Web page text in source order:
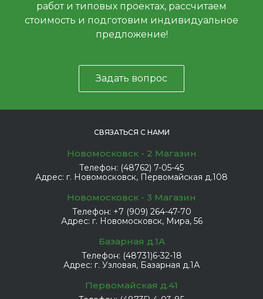
работ и типовых проектах, рассчитаем
стоимость и подготовим индивидуальное
предложение!
Задать вопрос
СВЯЗАТЬСЯ С НАМИ
Новомосковск - 2 Магазин
Телефон: (48762) 7-05-45
Адрес: г. Новомосковск, Первомайская д.108
Новомосковск - 3 Магазин
Телефон: +7 (909) 264-47-70
Адрес: г. Новомосковск, Мира, 56
Базарная д.1А
Телефон: (48731)6-32-18
Адрес: г. Узловая, Базарная д.1А
Первомайская д.41